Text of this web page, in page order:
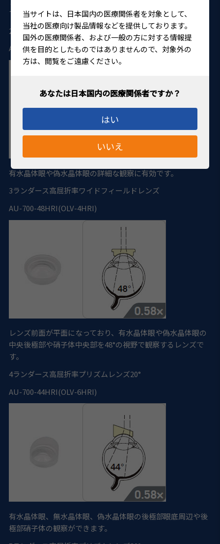
当サイトは、日本国内の医療関係者を対象として、
当社の医療向け製品情報などを提供しております。
国外の医療関係者、および一般の方に対する情報提
供を目的としたものではありませんので、対象外の
方は、閲覧をご遠慮ください。
はい
いいえ
て固定します。
2
ランダース高屈折率拡大レンズ
AU-700-34HRI(OLV-3HRI)
有水晶体眼や偽水晶体眼の詳細な観察に有効です。
3ランダース高屈折率ワイドフィールドレンズ
AU-700-48HRI(OLV-4HRI)
レンズ前面が平面になっており、有水晶体眼や偽水晶体眼の
中央後極部や硝子体中央部を48°の視野で観察するレンズで
す。
4ランダース高屈折率プリズムレンズ20°
AU-700-44HRI(OLV-6HRI)
有水晶体眼、無水晶体眼、偽水晶体眼の後極部眼底周辺や後
極部硝子体の観察ができます。